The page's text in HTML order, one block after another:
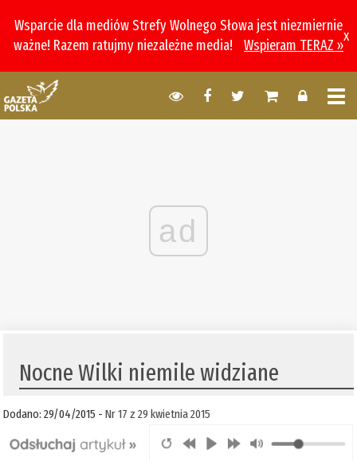
Wsparcie dla mediów Strefy Wolnego Słowa jest niezmiernie
ważne! Razem ratujmy niezależne media!
Wspieram TERAZ »
x
ad
Nocne Wilki niemile widziane
Dodano: 29/04/2015 -Nr 17 z 29 kwietnia 2015